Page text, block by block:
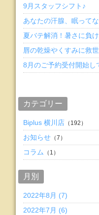
9月スタッフシフト♪
あなたの汗腺、眠って
夏バテ解消！暑さに負
唇の乾燥やくすみに救
8月のご予約受付開始し
カテゴリー
Biplus 横川店 （192）
お知らせ （7）
コラム （1）
月別
2022年8月 (7)
2022年7月 (6)